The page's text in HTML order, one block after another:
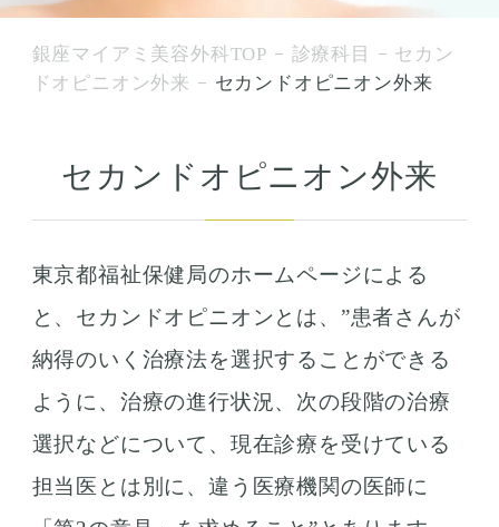
銀座マイアミ美容外科TOP 診療科目
セカン
ドオピニオン外来
セカンドオピニオン外来
セカンドオピニオン外来
東京都福祉保健局のホームページによる
と、セカンドオピニオンとは、”患者さんが
納得のいく治療法を選択することができる
ように、治療の進行状況、次の段階の治療
選択などについて、現在診療を受けている
担当医とは別に、違う医療機関の医師に